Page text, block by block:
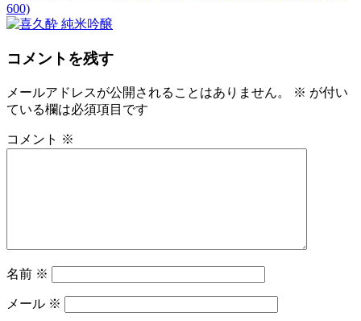
600)
コメントを残す
メールアドレスが公開されることはありません。 ※ が付い
ている欄は必須項目です
コメント ※
名前 ※
メール ※